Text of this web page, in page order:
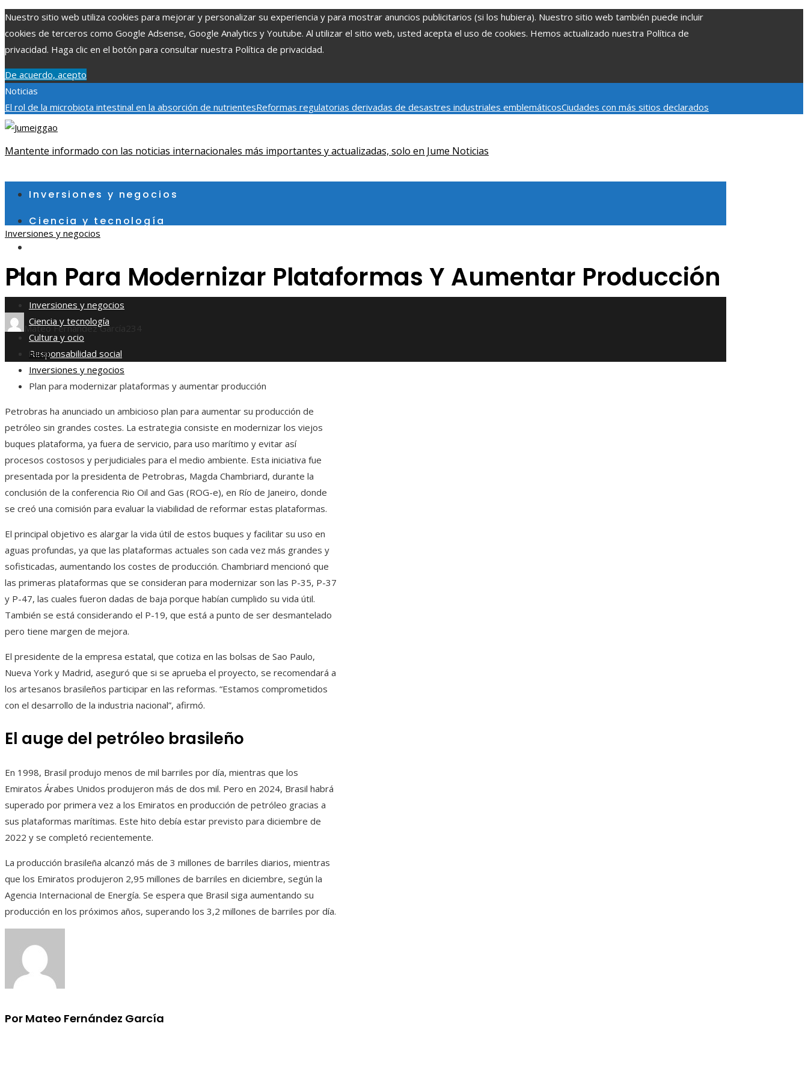
Nuestro sitio web utiliza cookies para mejorar y personalizar su experiencia y para mostrar anuncios publicitarios (si los hubiera). Nuestro sitio web también puede incluir
cookies de terceros como Google Adsense, Google Analytics y Youtube. Al utilizar el sitio web, usted acepta el uso de cookies. Hemos actualizado nuestra Política de
privacidad. Haga clic en el botón para consultar nuestra Política de privacidad.
De acuerdo, acepto
Noticias
El rol de la microbiota intestinal en la absorción de nutrientesReformas regulatorias derivadas de desastres industriales emblemáticosCiudades con más sitios declarados
Patrimonio de la Humanidad y su importancia
sábado, agosto 8
Mantente informado con las noticias internacionales más importantes y actualizadas, solo en Jume Noticias
Inversiones y negocios
Ciencia y tecnología
Responsabilidad social
Inversiones y negocios
Ciencia y tecnología
Cultura y ocio
Responsabilidad social
Inversiones y negocios
Plan Para Modernizar Plataformas Y Aumentar Producción
Mateo Fernández García
Inicio
Inversiones y negocios
Plan para modernizar plataformas y aumentar producción
Petrobras ha anunciado un ambicioso plan para aumentar su producción de
petróleo sin grandes costes. La estrategia consiste en modernizar los viejos
buques plataforma, ya fuera de servicio, para uso marítimo y evitar así
procesos costosos y perjudiciales para el medio ambiente. Esta iniciativa fue
presentada por la presidenta de Petrobras, Magda Chambriard, durante la
conclusión de la conferencia Rio Oil and Gas (ROG-e), en Río de Janeiro, donde
se creó una comisión para evaluar la viabilidad de reformar estas plataformas.
El principal objetivo es alargar la vida útil de estos buques y facilitar su uso en
aguas profundas, ya que las plataformas actuales son cada vez más grandes y
sofisticadas, aumentando los costes de producción. Chambriard mencionó que
las primeras plataformas que se consideran para modernizar son las P-35, P-37
y P-47, las cuales fueron dadas de baja porque habían cumplido su vida útil.
También se está considerando el P-19, que está a punto de ser desmantelado
pero tiene margen de mejora.
El presidente de la empresa estatal, que cotiza en las bolsas de Sao Paulo,
Nueva York y Madrid, aseguró que si se aprueba el proyecto, se recomendará a
los artesanos brasileños participar en las reformas. “Estamos comprometidos
con el desarrollo de la industria nacional”, afirmó.
El auge del petróleo brasileño
En 1998, Brasil produjo menos de mil barriles por día, mientras que los
Emiratos Árabes Unidos produjeron más de dos mil. Pero en 2024, Brasil habrá
superado por primera vez a los Emiratos en producción de petróleo gracias a
sus plataformas marítimas. Este hito debía estar previsto para diciembre de
2022 y se completó recientemente.
La producción brasileña alcanzó más de 3 millones de barriles diarios, mientras
que los Emiratos produjeron 2,95 millones de barriles en diciembre, según la
Agencia Internacional de Energía. Se espera que Brasil siga aumentando su
producción en los próximos años, superando los 3,2 millones de barriles por día.
Por Mateo Fernández García